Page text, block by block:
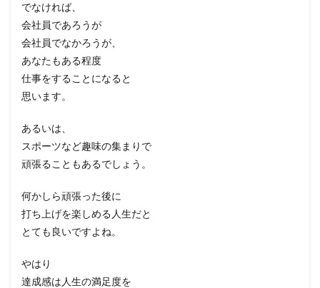
でなければ、
会社員であろうが
会社員でなかろうが、
あなたもある程度
仕事をすることになると
思います。
あるいは、
スポーツなど趣味の集まりで
頑張ることもあるでしょう。
何かしら頑張った後に
打ち上げを楽しめる人生だと
とても良いですよね。
やはり
達成感は人生の満足度を